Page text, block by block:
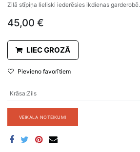
Zilā stīpiņa lieliski iederēsies ikdienas garderobē.
45,00 €
LIEC GROZĀ
Pievieno favorītiem
Krāsa:Zils
VEIKALA NOTEIKUMI